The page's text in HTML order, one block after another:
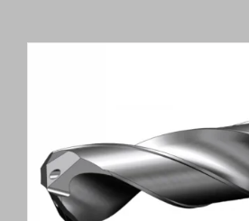
Longueur 35
x
Ø